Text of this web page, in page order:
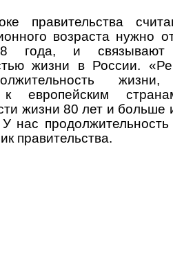
правительства
возраста нужно
года, и связывают
жизни в России.
европейским
жизни 80 лет и
У нас
правительства.